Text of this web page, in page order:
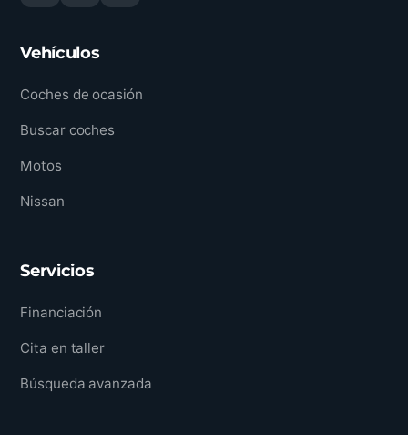
Vehículos
Coches de ocasión
Buscar coches
Motos
Nissan
Servicios
Financiación
Cita en taller
Búsqueda avanzada